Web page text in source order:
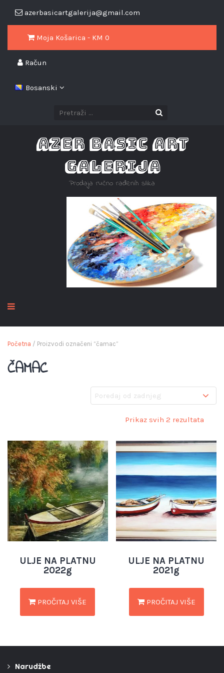
azerbasicartgalerija@gmail.com
Moja Košarica - KM 0
Račun
Bosanski
AZER BASIC ART
GALERIJA
Prodaja ručno rađenih slika
Početna / Proizvodi označeni “čamac”
ČAMAC
Prikaz svih 2 rezultata
ULJE NA PLATNU
2022g
PROČITAJ VIŠE
ULJE NA PLATNU
2021g
PROČITAJ VIŠE
Narudžbe